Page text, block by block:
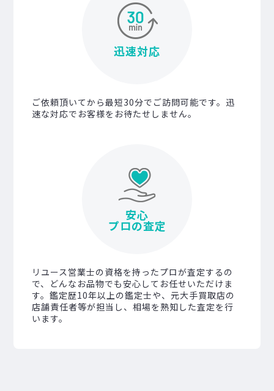
迅速対応
ご依頼頂いてから最短30分でご訪問可能です。迅
速な対応でお客様をお待たせしません。
安心
プロの査定
リユース営業士の資格を持ったプロが査定するの
で、どんなお品物でも安心してお任せいただけま
す。鑑定歴10年以上の鑑定士や、元大手買取店の
店舗責任者等が担当し、相場を熟知した査定を行
います。